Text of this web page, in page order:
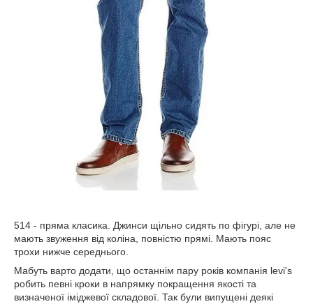
514 - пряма класика. Джинси щільно сидять по фігурі, але не
мають звуження від коліна, повністю прямі. Мають пояс
трохи нижче середнього.
Мабуть варто додати, що останнім пару років компанія levi's
робить певні кроки в напрямку покращення якості та
визначеної іміджевої складової. Так були випущені деякі